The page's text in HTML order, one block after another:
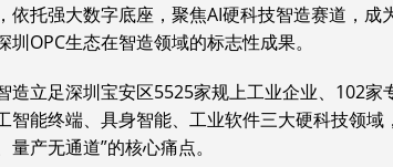
依托强大数字底座，聚焦AI硬科技智造赛道，成
圳OPC生态在智造领域的标志性成果。
造立足深圳宝安区5525家规上工业企业、102
智能终端、具身智能、工业软件三大硬科技领域
量产无通道”的核心痛点。